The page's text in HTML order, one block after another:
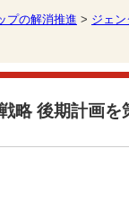
プの解消推進 > ジェ
略 後期計画を